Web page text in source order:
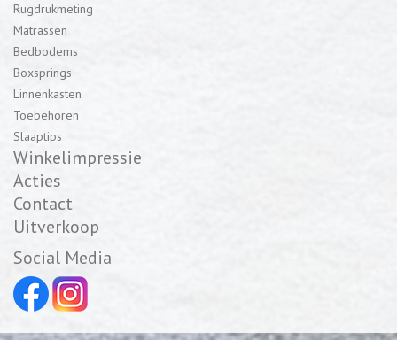
Rugdrukmeting
Matrassen
Bedbodems
Boxsprings
Linnenkasten
Toebehoren
Slaaptips
Winkelimpressie
Acties
Contact
Uitverkoop
Social Media